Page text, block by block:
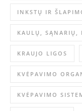
INKSTŲ IR
KAULŲ, SĄNARIŲ,
KRAUJO LIGOS
KVĖPAVIMO
KVĖPAVIMO